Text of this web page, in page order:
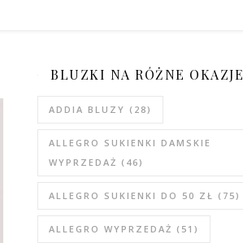
BLUZKI NA RÓŻNE OKAZJE
ADDIA BLUZY (28)
ALLEGRO SUKIENKI DAMSKIE
WYPRZEDAŻ (46)
ALLEGRO SUKIENKI DO 50 ZŁ (75)
ALLEGRO WYPRZEDAŻ (51)